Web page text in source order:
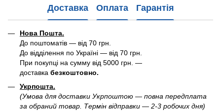
Доставка Оплата Гарантія
Нова Пошта.
До поштоматів — від 70 грн.
До відділення по Україні — від 70 грн.
При покупці на сумму від 5000 грн. —
доставка безкоштовно.
Укрпошта.
(Умова для доставки Укрпоштою — повна передплата
за обраний товар. Термін відправки — 2-3 робочих дня)